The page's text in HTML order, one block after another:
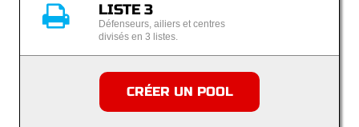
LISTE 3
Défenseurs, ailiers et centres
divisés en 3 listes.
CRÉER UN POOL